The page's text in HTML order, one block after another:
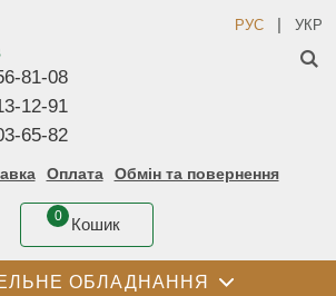
81-08
12-91
65-82
Оплата Обмін та повернення
0 Кошик
РУС | УКР
ОБЛАДНАННЯ